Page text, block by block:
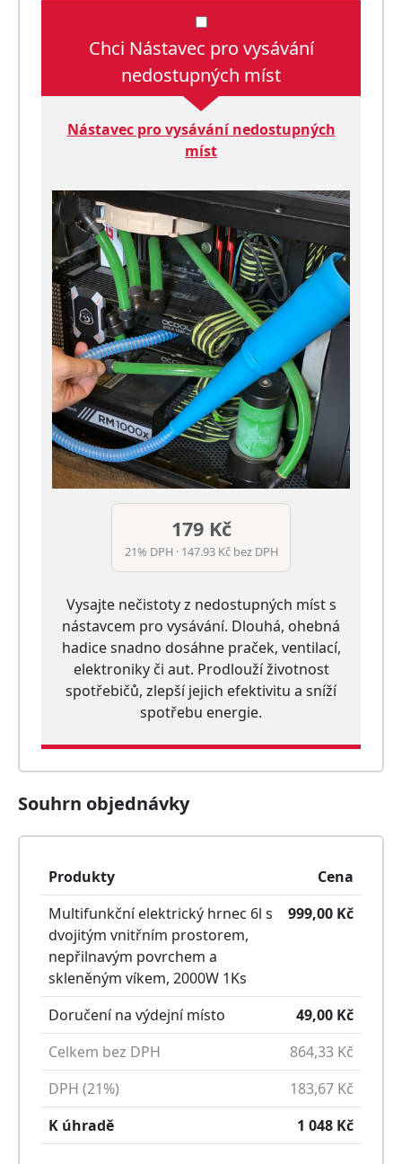
Chci Nástavec pro vysávání
nedostupných míst
Nástavec pro vysávání nedostupných
míst
179 Kč
21% DPH · 147.93 Kč bez DPH
Vysajte nečistoty z nedostupných míst s
nástavcem pro vysávání. Dlouhá, ohebná
hadice snadno dosáhne praček, ventilací,
elektroniky či aut. Prodlouží životnost
spotřebičů, zlepší jejich efektivitu a sníží
spotřebu energie.
Souhrn objednávky
Produkty
Cena
Multifunkční elektrický hrnec 6l s
dvojitým vnitřním prostorem,
nepřilnavým povrchem a
skleněným víkem, 2000W 1Ks
999,00 Kč
Doručení na výdejní místo 49,00 Kč
Celkem bez DPH
864,33 Kč
DPH (21%)
183,67 Kč
K úhradě
1 048 Kč